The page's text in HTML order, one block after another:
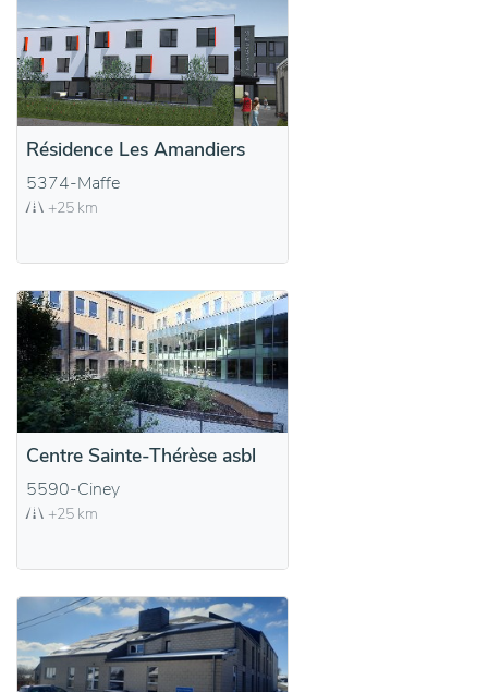
Résidence Les Amandiers
5374-Maffe
+25 km
Centre Sainte-Thérèse asbl
5590-Ciney
+25 km